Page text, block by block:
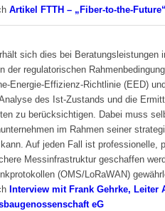
Artikel FTTH – „Fiber-to-the-
sich dies bei Beratungsleistungen
der regulatorischen
Energie-Effizienz-Richtlinie (EED)
des Ist-Zustands und die
zu berücksichtigen. Dabei muss
im Rahmen seiner
Auf jeden Fall ist professionelle,
Messinfrastruktur geschaffen
(OMS/LoRaWAN)
Interview mit Frank Gehrke, Leiter
eG